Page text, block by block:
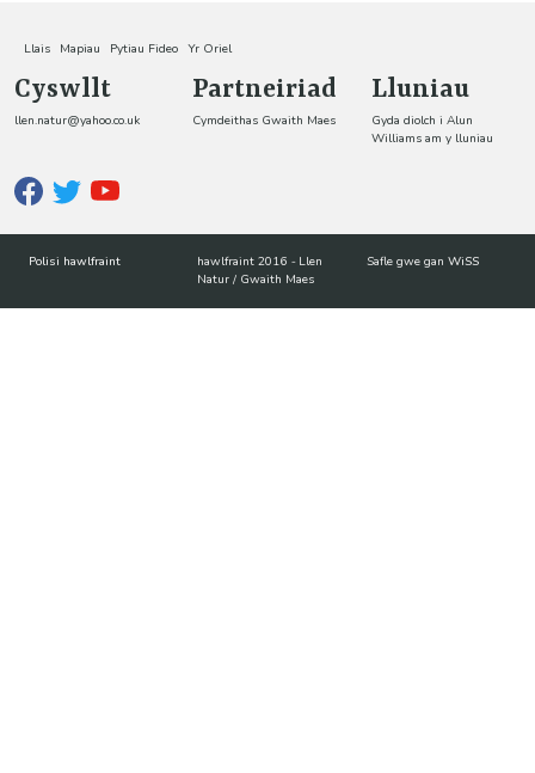
Llais Mapiau Pytiau Fideo Yr Oriel
Cyswllt
llen.natur@yahoo.co.uk
Partneiriad
Cymdeithas Gwaith Maes
Lluniau
Gyda diolch i Alun
Williams am y lluniau
Polisi hawlfraint hawlfraint 2016 - Llen
Natur / Gwaith Maes
Safle gwe gan WiSS